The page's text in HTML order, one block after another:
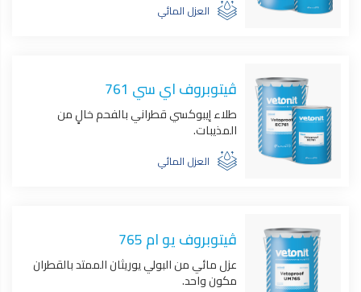
العزل المائي
ڤيتوبروف اي سي 761
طلاء إيبوكسي قطراني بالفحم خالٍ من
المذيبات.
العزل المائي
ڤيتوبروف يو ام 765
عزل مائي من البولي يوريثان الممتد بالقطران
مكون واحد.